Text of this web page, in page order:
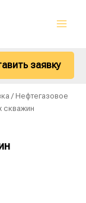
заявку
/ Нефтегазовое
скважин